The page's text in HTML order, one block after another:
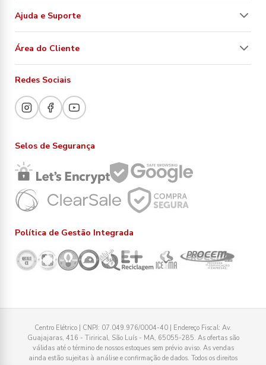
Ajuda e Suporte
Área do Cliente
Redes Sociais
Selos de Segurança
Política de Gestão Integrada
Centro Elétrico | CNPJ: 07.049.976/0004-40 | Endereço Fiscal: Av.
Guajajaras, 416 - Tirirical, São Luís - MA, 65055-285. As ofertas são
válidas até o término de nossos estoques sem prévio aviso. As vendas
ainda estão sujeitas à análise e confirmação de dados. Todos os direitos